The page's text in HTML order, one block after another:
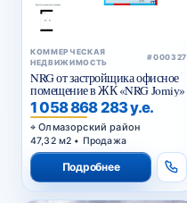
КОММЕРЧЕСКАЯ
НЕДВИЖИМОСТЬ
#000327
NRG от застройщика офисное
помещение в ЖК «NRG Jomiy»
1 058 868 283 у.е.
Олмазорский район
47,32 м2 • Продажа
Подробнее